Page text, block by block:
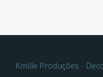
Kmille Produções -